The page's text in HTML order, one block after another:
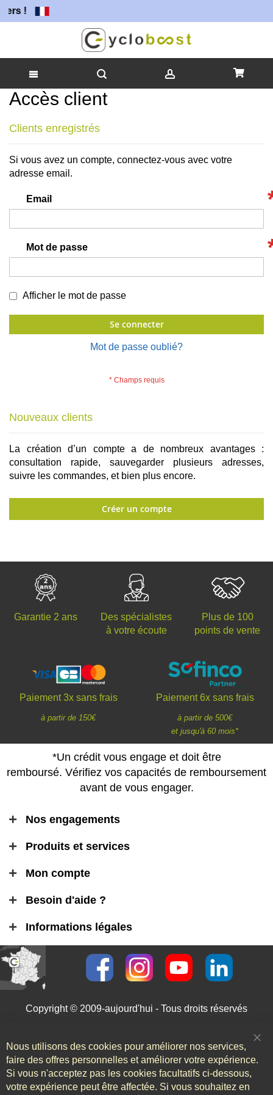
!
Allez
au
Accès client
Clients enregistrés
Si vous avez un compte, connectez-vous avec votre
adresse email.
Email
Mot de passe
Afficher le mot de passe
Se connecter
Mot de passe oublié?
Nouveaux clients
La création d’un compte a de nombreux avantages :
consultation rapide, sauvegarder plusieurs adresses,
suivre les commandes, et bien plus encore.
Créer un compte
Garantie 2 ans
Des spécialistes
à votre écoute
Plus de 100
points de vente
Paiement 3x sans frais
à partir de 150€
Paiement 6x sans frais
à partir de 500€
et jusqu'à 60 mois*
*Un crédit vous engage et doit être
remboursé. Vérifiez vos capacités de remboursement
avant de vous engager.
Nos engagements
Produits et services
Mon compte
Besoin d'aide ?
Informations légales
Copyright © 2009-aujourd'hui - Tous droits réservés
Nous utilisons des cookies pour améliorer nos services,
faire des offres personnelles et améliorer votre expérience.
Si vous n'acceptez pas les cookies facultatifs ci-dessous,
votre expérience peut être affectée. Si vous souhaitez en